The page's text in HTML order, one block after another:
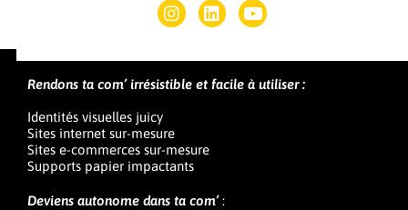
Rendons ta com’ irrésistible et facile à utiliser :
Identités visuelles juicy
Sites internet sur-mesure
Sites e-commerces sur-mesure
Supports papier impactants
Deviens autonome dans ta com’: